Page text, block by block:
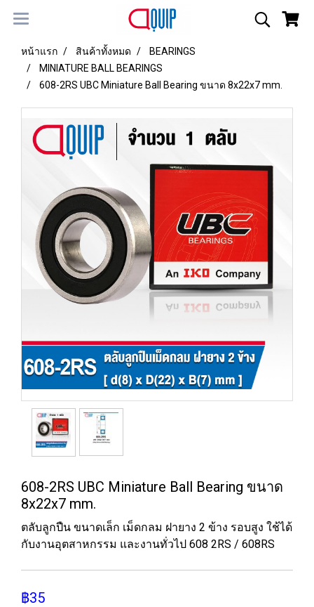
หน้าแรก สินค้าทั้งหมด
BEARINGS
MINIATURE BALL BEARINGS
608-2RS UBC Miniature Ball Bearing ขนาด 8x22x7 mm.
608-2RS UBC Miniature Ball Bearing ขนาด
8x22x7 mm.
ตลับลูกปืน ขนาดเล็ก เม็ดกลม ฝายาง 2 ข้าง รอบสูง ใช้ได้
กับงานอุตสาหกรรม และงานทั่วไป 608 2RS / 608RS
฿35